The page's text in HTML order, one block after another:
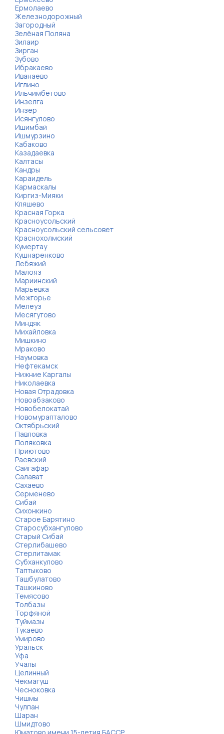
Ермолаево
Железнодорожный
Загородный
Зелёная Поляна
Зилаир
Зирган
Зубово
Ибракаево
Иванаево
Иглино
Ильчимбетово
Инзелга
Инзер
Исянгулово
Ишимбай
Ишмурзино
Кабаково
Казадаевка
Калтасы
Кандры
Караидель
Кармаскалы
Киргиз-Мияки
Кляшево
Красная Горка
Красноусольский
Красноусольский сельсовет
Краснохолмский
Кумертау
Кушнаренково
Лебяжий
Малояз
Мариинский
Марьевка
Межгорье
Мелеуз
Месягутово
Миндяк
Михайловка
Мишкино
Мраково
Наумовка
Нефтекамск
Нижние Каргалы
Николаевка
Новая Отрадовка
Новоабзаково
Новобелокатай
Новомурапталово
Октябрьский
Павловка
Поляковка
Приютово
Раевский
Сайгафар
Салават
Сахаево
Серменево
Сибай
Сихонкино
Старое Барятино
Старосубхангулово
Старый Сибай
Стерлибашево
Стерлитамак
Субханкулово
Таптыково
Ташбулатово
Ташкиново
Темясово
Толбазы
Торфяной
Туймазы
Тукаево
Умирово
Уральск
Уфа
Учалы
Целинный
Чекмагуш
Чесноковка
Чишмы
Чулпан
Шаран
Шмидтово
Юматово имени 15-летия БАССР